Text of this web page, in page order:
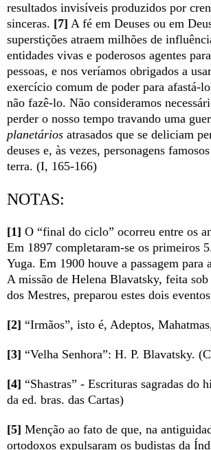
resultados invisíveis produzidos por
sinceras. [7] A fé em Deuses ou em
superstições atraem milhões de
entidades vivas e poderosos agentes
pessoas, e nos veríamos obrigados a
exercício comum de poder para afastá-
não fazê-lo. Não consideramos
perder o nosso tempo travando uma
planetários atrasados que se deliciam
deuses e, às vezes, personagens
terra. (I, 165-166)
NOTAS:
[1] O “final do ciclo” ocorreu entre os
Em 1897 completaram-se os primeiros
Yuga. Em 1900 houve a passagem para
A missão de Helena Blavatsky, feita sob
dos Mestres, preparou estes dois
[2] “Irmãos”, isto é, Adeptos,
[3] “Velha Senhora”: H. P. Blavatsky.
[4] “Shastras” - Escrituras sagradas do
da ed. bras. das Cartas)
[5] Menção ao fato de que, na
ortodoxos expulsaram os budistas da